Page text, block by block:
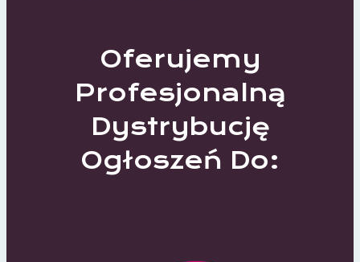
Oferujemy
Profesjonalną
Dystrybucję
Ogłoszeń Do: